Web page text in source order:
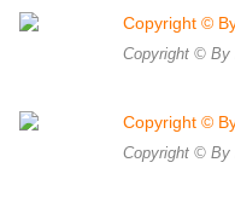
Copyright © By
Copyright © By